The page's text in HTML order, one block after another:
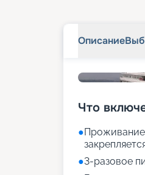
Описание
Что
●Проживание
●3-разовое